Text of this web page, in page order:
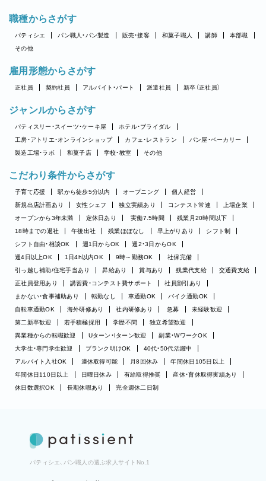
職種からさがす
パティシエ パン職人・パン製造 販売・接客 和菓子職人 講師
本部職
その他
雇用形態からさがす
正社員 契約社員 アルバイト・パート 派遣社員 新卒（正社員）
ジャンルからさがす
パティスリー・スイーツ・ケーキ屋
ホテル・ブライダル
工房・アトリエ・オンラインショップ
カフェ・レストラン
パン屋・ベーカリー
製造工場・ラボ
和菓子店 学校・教室 その他
こだわり条件からさがす
子育て応援 駅から徒歩5分以内 オープニング
個人経営
新規出店計画あり
女性シェフ 独立実績あり コンテスト常連
上場企業
オープンから3年未満
定休日あり 実働7.5時間
残業月20時間以下
18時までの退社
午後出社 残業ほぼなし 早上がりあり
シフト制
シフト自由・相談OK
週1日からOK
週2・3日からOK
週4日以上OK
1日4h以内OK 9時～勤務OK
社保完備
引っ越し補助/住宅手当あり
昇給あり 賞与あり 残業代支給
交通費支給
正社員登用あり
講習費・コンテスト費サポート
社員割引あり
まかない・食事補助あり
転勤なし 車通勤OK
バイク通勤OK
自転車通勤OK
海外研修あり 社内研修あり 急募
未経験歓迎
第二新卒歓迎
若手積極採用 学歴不問
独立希望歓迎
異業種からの転職歓迎
Uターン・Iターン歓迎
副業・WワークOK
大学生・専門学生歓迎
ブランク明けOK
40代・50代活躍中
アルバイト入社OK
連休取得可能 月8回休み
年間休日105日以上
年間休日110日以上
日曜日休み 有給取得推奨
産休・育休取得実績あり
休日数選択OK
長期休暇あり 完全週休二日制
パティシエ、パン職人の選ぶ求人サイトNo.1